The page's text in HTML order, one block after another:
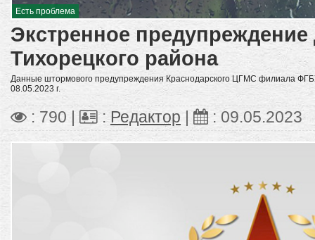
Есть проблема
Экстренное
Тихорецкого района
Данные штормового предупреждения Краснодарского ЦГМС филиала
08.05.2023 г.
: 790 | : Редактор | : 09.05.2023